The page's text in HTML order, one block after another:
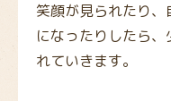
笑顔が見られたり
になったりしたら
れていきます。